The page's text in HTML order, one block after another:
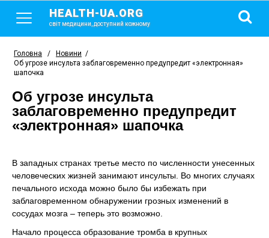
HEALTH-UA.ORG
світ медицини, доступний кожному
Головна / Новини /
Об угрозе инсульта заблаговременно предупредит «электронная»
шапочка
Об угрозе инсульта
заблаговременно предупредит
«электронная» шапочка
В западных странах третье место по численности унесенных
человеческих жизней занимают инсульты. Во многих случаях
печального исхода можно было бы избежать при
заблаговременном обнаружении грозных изменений в
сосудах мозга – теперь это возможно.
Начало процесса образование тромба в крупных